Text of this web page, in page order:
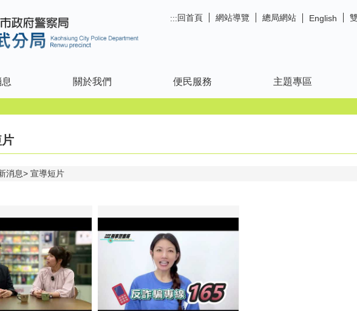
:::回首頁 網站導覽 總局網站 English
關於我們 便民服務 主題專區
消息 宣導短片